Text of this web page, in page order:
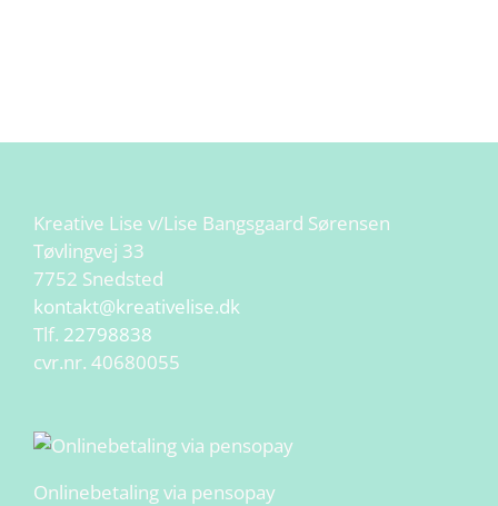
Kreative Lise v/Lise Bangsgaard Sørensen
Tøvlingvej 33
7752 Snedsted
kontakt@kreativelise.dk
Tlf. 22798838
cvr.nr. 40680055
Onlinebetaling via pensopay